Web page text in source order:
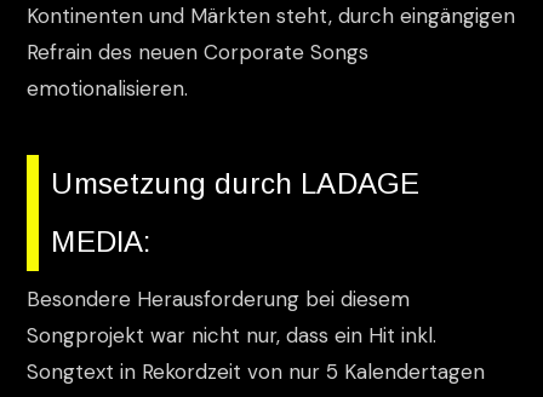
Kontinenten und Märkten steht, durch eingängigen
Refrain des neuen Corporate Songs
emotionalisieren.
Umsetzung durch LADAGE
MEDIA:
Besondere Herausforderung bei diesem
Songprojekt war nicht nur, dass ein Hit inkl.
Songtext in Rekordzeit von nur 5 Kalendertagen